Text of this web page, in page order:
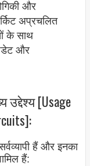
और
अप्रचलित
के साथ
और
[Usage
हैं और इनका
हैं: